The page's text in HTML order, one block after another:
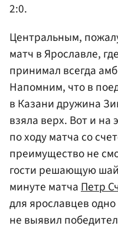
2:0.
Центральным,
матч в Ярославле,
принимал всегда
Напомним, что в
в Казани дружина
взяла верх. Вот и на
по ходу матча со
преимущество не
гости решающую
минуте матча Петр
для ярославцев
не выявил